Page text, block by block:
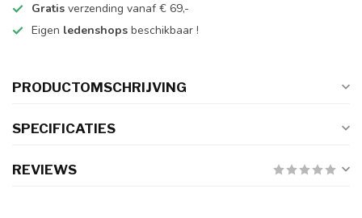
Gratis verzending vanaf € 69,-
Eigen ledenshops beschikbaar !
PRODUCTOMSCHRIJVING
SPECIFICATIES
REVIEWS